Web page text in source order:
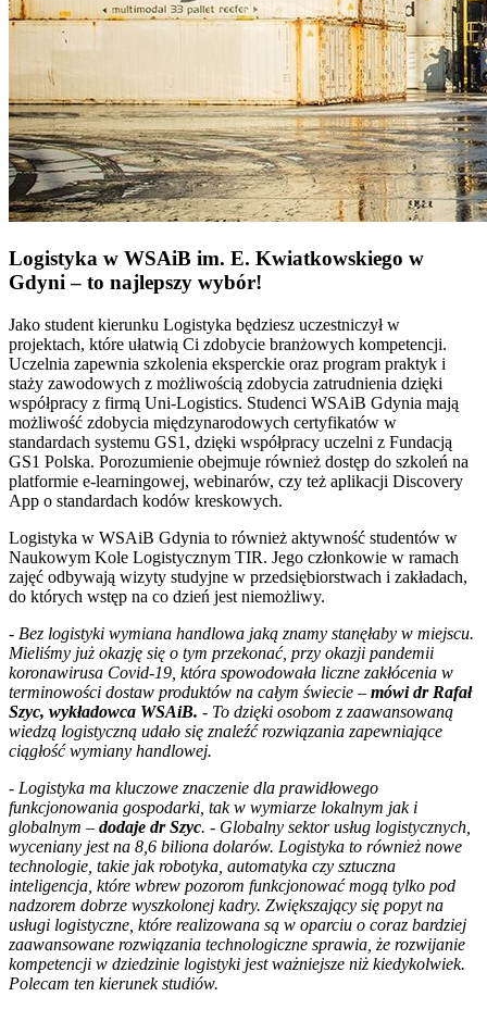
Logistyka w WSAiB im. E. Kwiatkowskiego w
Gdyni – to najlepszy wybór!
Jako student kierunku Logistyka będziesz uczestniczył w
projektach, które ułatwią Ci zdobycie branżowych kompetencji.
Uczelnia zapewnia szkolenia eksperckie oraz program praktyk i
staży zawodowych z możliwością zdobycia zatrudnienia dzięki
współpracy z firmą Uni-Logistics. Studenci WSAiB Gdynia mają
możliwość zdobycia międzynarodowych certyfikatów w
standardach systemu GS1, dzięki współpracy uczelni z Fundacją
GS1 Polska. Porozumienie obejmuje również dostęp do szkoleń na
platformie e-learningowej, webinarów, czy też aplikacji Discovery
App o standardach kodów kreskowych.
Logistyka w WSAiB Gdynia to również aktywność studentów w
Naukowym Kole Logistycznym TIR. Jego członkowie w ramach
zajęć odbywają wizyty studyjne w przedsiębiorstwach i zakładach,
do których wstęp na co dzień jest niemożliwy.
- Bez logistyki wymiana handlowa jaką znamy stanęłaby w miejscu.
Mieliśmy już okazję się o tym przekonać, przy okazji pandemii
koronawirusa Covid-19, która spowodowała liczne zakłócenia w
terminowości dostaw produktów na całym świecie – mówi dr Rafał
Szyc, wykładowca WSAiB. - To dzięki osobom z zaawansowaną
wiedzą logistyczną udało się znaleźć rozwiązania zapewniające
ciągłość wymiany handlowej.
- Logistyka ma kluczowe znaczenie dla prawidłowego
funkcjonowania gospodarki, tak w wymiarze lokalnym jak i
globalnym – dodaje dr Szyc. - Globalny sektor usług logistycznych,
wyceniany jest na 8,6 biliona dolarów. Logistyka to również nowe
technologie, takie jak robotyka, automatyka czy sztuczna
inteligencja, które wbrew pozorom funkcjonować mogą tylko pod
nadzorem dobrze wyszkolonej kadry. Zwiększający się popyt na
usługi logistyczne, które realizowana są w oparciu o coraz bardziej
zaawansowane rozwiązania technologiczne sprawia, że rozwijanie
kompetencji w dziedzinie logistyki jest ważniejsze niż kiedykolwiek.
Polecam ten kierunek studiów.